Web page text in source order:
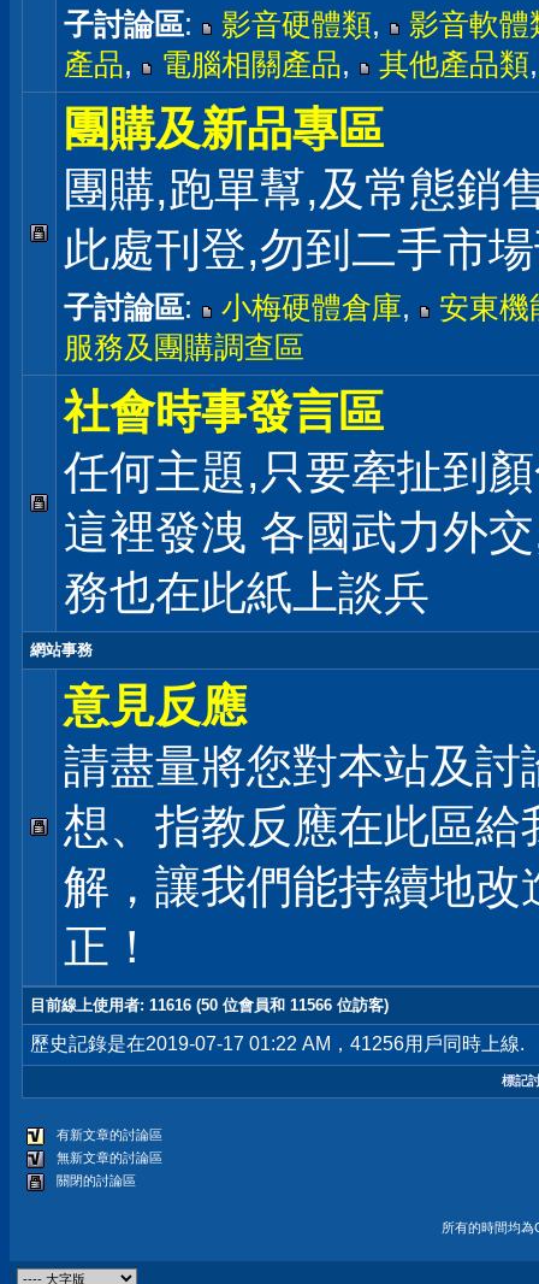
子討論區: 影音硬體類,
影音軟體
產品, 電腦相關產品, 其他產品類
團購及新品專區
團購,跑單幫,及常態銷
此處刊登,勿到二手市
子討論區: 小梅硬體倉庫,
安東機
服務及團購調查區
社會時事發言區
任何主題,只要牽扯到
這裡發洩 各國武力外
務也在此紙上談兵
網站事務
意見反應
請盡量將您對本站及討
想、指教反應在此區給
解，讓我們能持續地改
正！
目前線上使用者: 11616 (50 位會員和 11566 位訪客)
歷史記錄是在2019-07-17 01:22 AM，41256用戶同時上線.
標記
有新文章的討論區
無新文章的討論區
關閉的討論區
所有的時間均為